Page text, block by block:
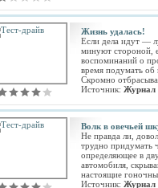
Жизнь удалась!
Если дела идут —
минуют стороной,
воспоминаний о
время подумать
Скромно
Источник: Журнал
Волк в овечьей
Не правда ли,
трудно придумать
определяющее в
автомобиля,
настоящие
Источник: